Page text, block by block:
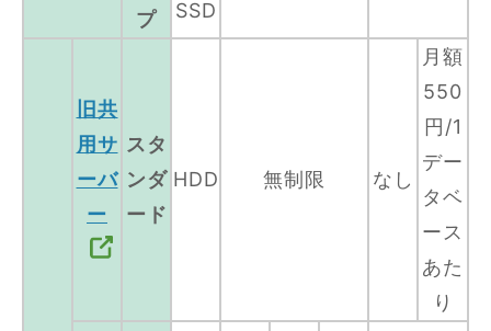
プ
SSD
旧共
用サ
ーバ
ー
スタ
ンダ
ード
HDD 無制限 なし
月額
550
円/1
デー
タベ
ース
あた
り